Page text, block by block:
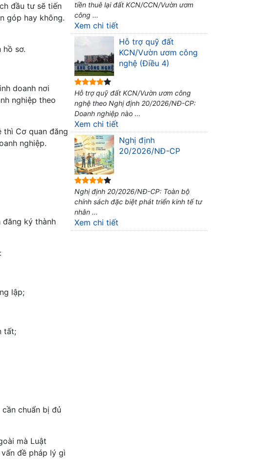
đầu tư sẽ tiến
góp hay không.
hồ sơ.
doanh nơi
nghiệp theo
thì Cơ quan đăng
nghiệp.
đăng ký thành
lập;
tất;
chuẩn bị đủ
mà Luật
đề pháp lý gì
tiền thuê lại đất KCN/CCN/Vườn ươm
công ...
Xem chi tiết
Hỗ trợ quỹ đất
KCN/Vườn ươm công
nghệ (Điều 4)
Hỗ trợ quỹ đất KCN/Vườn ươm công
nghệ theo Nghị định 20/2026/NĐ-CP:
Doanh nghiệp nào ...
Xem chi tiết
Nghị định
20/2026/NĐ-CP
Nghị định 20/2026/NĐ-CP: Toàn bộ
chính sách đặc biệt phát triển kinh tế tư
nhân ...
Xem chi tiết